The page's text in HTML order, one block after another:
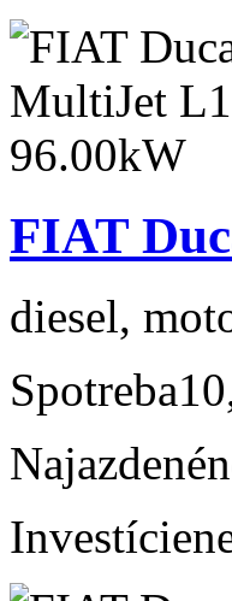
FIAT
diesel,
Spotreba
Najazdené
Investície